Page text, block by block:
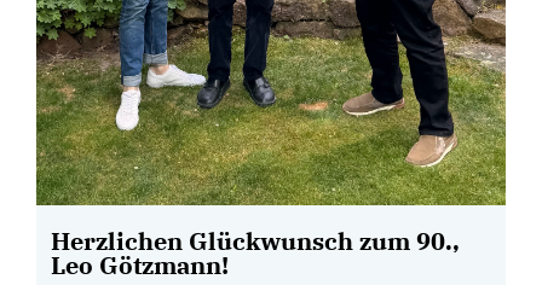
Herzlichen Glückwunsch zum 90.,
Leo Götzmann!